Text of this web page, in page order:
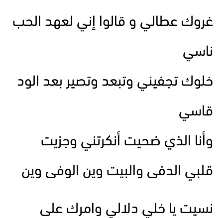
غروك عطالي و قالوا إني لعهد الحب
ناسي
خلوك تجفيني وتبعد وتصير بعد الود
قاسي
وأنا الذي ضحيت أنكرتني وجزيت
قلبي الدفى والبيت وين الوفى وين
نسيت يا خلي دلالي وامرك على